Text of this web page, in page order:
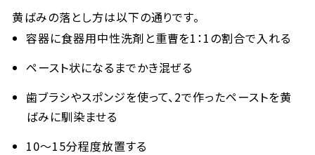
黄ばみの落とし方は以下の通りです。
容器に食器用中性洗剤と重曹を1：1の割合で入れる
ペースト状になるまでかき混ぜる
歯ブラシやスポンジを使って、2で作ったペーストを黄
ばみに馴染ませる
10〜15分程度放置する